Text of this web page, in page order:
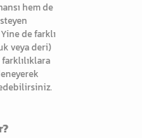
hem de
de farklı
veya deri)